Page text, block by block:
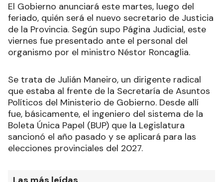
El Gobierno anunciará este martes, luego del
feriado, quién será el nuevo secretario de Justicia
de la Provincia. Según supo Página Judicial, este
viernes fue presentado ante el personal del
organismo por el ministro Néstor Roncaglia.
Se trata de Julián Maneiro, un dirigente radical
que estaba al frente de la Secretaría de Asuntos
Políticos del Ministerio de Gobierno. Desde allí
fue, básicamente, el ingeniero del sistema de la
Boleta Única Papel (BUP) que la Legislatura
sancionó el año pasado y se aplicará para las
elecciones provinciales del 2027.